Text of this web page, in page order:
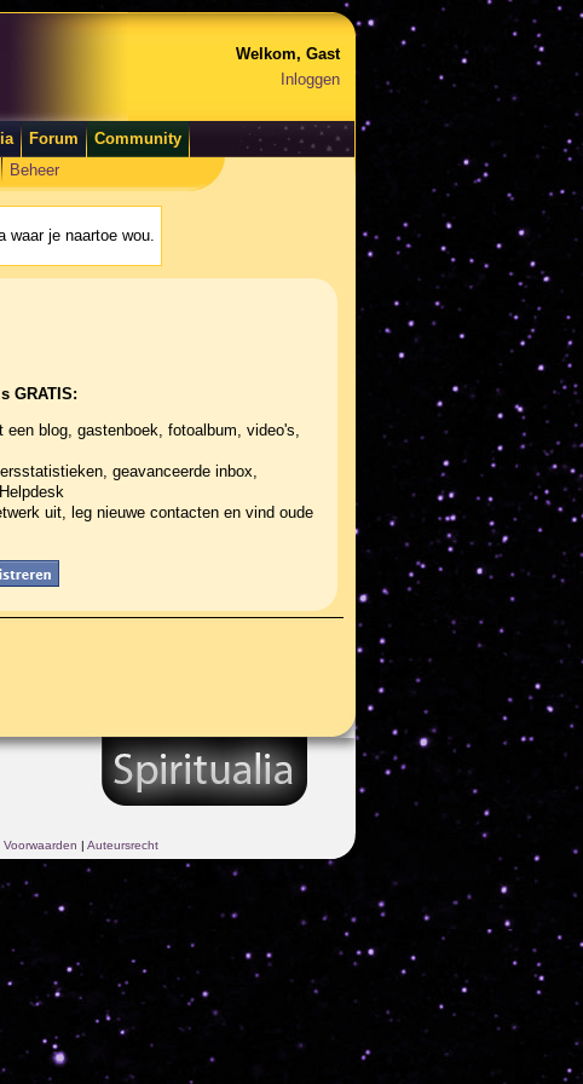
Welkom, Gast
Inloggen
Forum
Community
Beheer
waar je naartoe wou.
GRATIS:
een blog, gastenboek, fotoalbum, video's,
geavanceerde inbox,
uit, leg nieuwe contacten en vind oude
| Auteursrecht